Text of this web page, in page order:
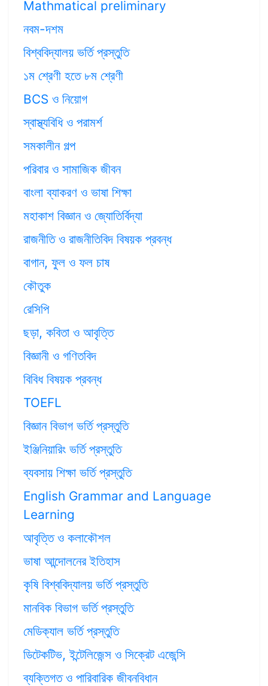
Mathmatical preliminary
নবম-দশম
বিশ্ববিদ্যালয় ভর্তি প্রস্তুতি
১ম শ্রেণী হতে ৮ম শ্রেণী
BCS ও নিয়োগ
স্বাস্থ্যবিধি ও পরামর্শ
সমকালীন গল্প
পরিবার ও সামাজিক জীবন
বাংলা ব্যাকরণ ও ভাষা শিক্ষা
মহাকাশ বিজ্ঞান ও জ্যোতির্বিদ্যা
রাজনীতি ও রাজনীতিবিদ বিষয়ক প্রবন্ধ
বাগান, ফুল ও ফল চাষ
কৌতুক
রেসিপি
ছড়া, কবিতা ও আবৃত্তি
বিজ্ঞানী ও গণিতবিদ
বিবিধ বিষয়ক প্রবন্ধ
TOEFL
বিজ্ঞান বিভাগ ভর্তি প্রস্তুতি
ইঞ্জিনিয়ারিং ভর্তি প্রস্তুতি
ব্যবসায় শিক্ষা ভর্তি প্রস্তুতি
English Grammar and Language
Learning
আবৃত্তি ও কলাকৌশল
ভাষা আন্দোলনের ইতিহাস
কৃষি বিশ্ববিদ্যালয় ভর্তি প্রস্তুতি
মানবিক বিভাগ ভর্তি প্রস্তুতি
মেডিক্যাল ভর্তি প্রস্তুতি
ডিটেকটিভ, ইন্টেলিজেন্স ও সিক্রেট এজেন্সি
ব্যক্তিগত ও পারিবারিক জীবনবিধান